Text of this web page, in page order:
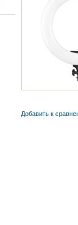
Добавить к